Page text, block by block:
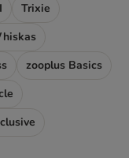
Trixie
zooplus Basics